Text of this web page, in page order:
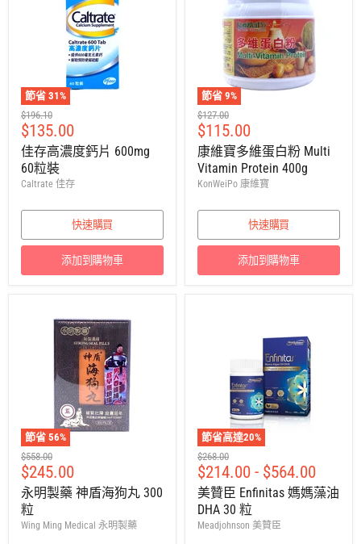
節省 31%
建
議
零
售
價
$196.10
售
價
$135.00
佳存高濃度鈣片 600mg
60粒裝
Caltrate 佳存
快速購買
添加到購物車
節省 9%
建
議
零
售
價
$127.00
售
價
$115.00
康維寶多維蛋白粉 Multi
Vitamin Protein 400g
KonWeiPo 康維寶
快速購買
添加到購物車
節省 56%
建
議
零
售
價
$558.00
售
價
$245.00
永明製藥 神盾海狗丸 300
粒
Wing Ming Medical 永明製藥
節省高達20%
建
議
零
售
價
$268.00
$214.00 - $564.00
美贊臣 Enfinitas 媽媽藻油
DHA 30 粒
Meadjohnson 美贊臣